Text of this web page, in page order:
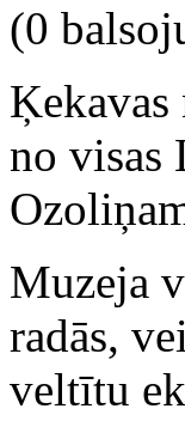
(0
Ķekavas
no visas
Muzeja
radās,
veltītu